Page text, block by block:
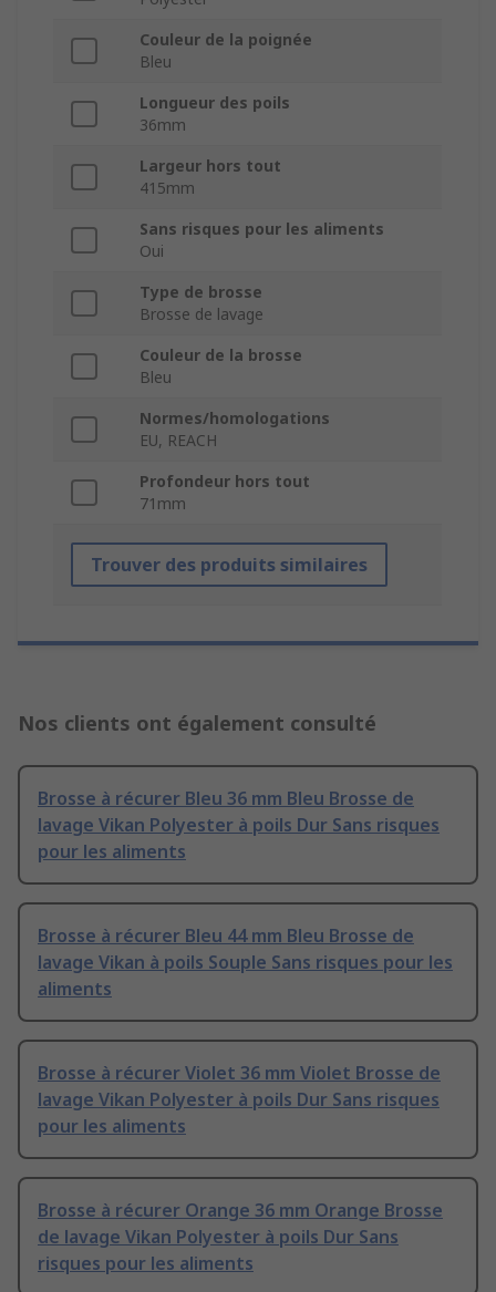
Couleur de la poignée
Bleu
Longueur des poils
36mm
Largeur hors tout
415mm
Sans risques pour les aliments
Oui
Type de brosse
Brosse de lavage
Couleur de la brosse
Bleu
Normes/homologations
EU, REACH
Profondeur hors tout
71mm
Trouver des produits similaires
Nos clients ont également consulté
Brosse à récurer Bleu 36 mm Bleu Brosse de
lavage Vikan Polyester à poils Dur Sans risques
pour les aliments
Brosse à récurer Bleu 44 mm Bleu Brosse de
lavage Vikan à poils Souple Sans risques pour les
aliments
Brosse à récurer Violet 36 mm Violet Brosse de
lavage Vikan Polyester à poils Dur Sans risques
pour les aliments
Brosse à récurer Orange 36 mm Orange Brosse
de lavage Vikan Polyester à poils Dur Sans
risques pour les aliments